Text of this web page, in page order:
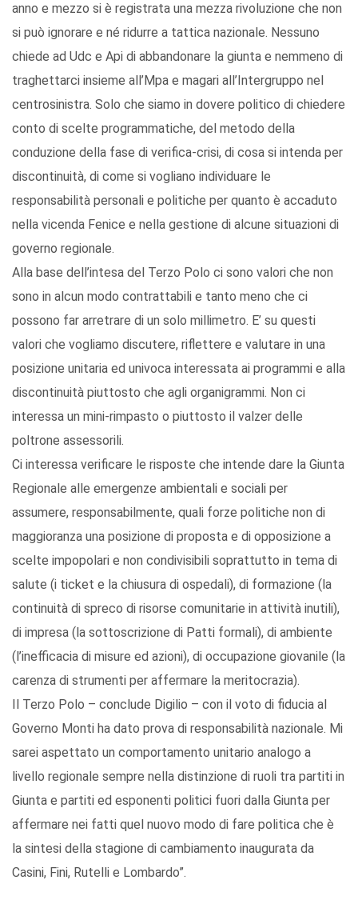
anno e mezzo si è registrata una mezza rivoluzione che non
si può ignorare e né ridurre a tattica nazionale. Nessuno
chiede ad Udc e Api di abbandonare la giunta e nemmeno di
traghettarci insieme all’Mpa e magari all’Intergruppo nel
centrosinistra. Solo che siamo in dovere politico di chiedere
conto di scelte programmatiche, del metodo della
conduzione della fase di verifica-crisi, di cosa si intenda per
discontinuità, di come si vogliano individuare le
responsabilità personali e politiche per quanto è accaduto
nella vicenda Fenice e nella gestione di alcune situazioni di
governo regionale.
Alla base dell’intesa del Terzo Polo ci sono valori che non
sono in alcun modo contrattabili e tanto meno che ci
possono far arretrare di un solo millimetro. E’ su questi
valori che vogliamo discutere, riflettere e valutare in una
posizione unitaria ed univoca interessata ai programmi e alla
discontinuità piuttosto che agli organigrammi. Non ci
interessa un mini-rimpasto o piuttosto il valzer delle
poltrone assessorili.
Ci interessa verificare le risposte che intende dare la Giunta
Regionale alle emergenze ambientali e sociali per
assumere, responsabilmente, quali forze politiche non di
maggioranza una posizione di proposta e di opposizione a
scelte impopolari e non condivisibili soprattutto in tema di
salute (i ticket e la chiusura di ospedali), di formazione (la
continuità di spreco di risorse comunitarie in attività inutili),
di impresa (la sottoscrizione di Patti formali), di ambiente
(l’inefficacia di misure ed azioni), di occupazione giovanile (la
carenza di strumenti per affermare la meritocrazia).
Il Terzo Polo – conclude Digilio – con il voto di fiducia al
Governo Monti ha dato prova di responsabilità nazionale. Mi
sarei aspettato un comportamento unitario analogo a
livello regionale sempre nella distinzione di ruoli tra partiti in
Giunta e partiti ed esponenti politici fuori dalla Giunta per
affermare nei fatti quel nuovo modo di fare politica che è
la sintesi della stagione di cambiamento inaugurata da
Casini, Fini, Rutelli e Lombardo”.